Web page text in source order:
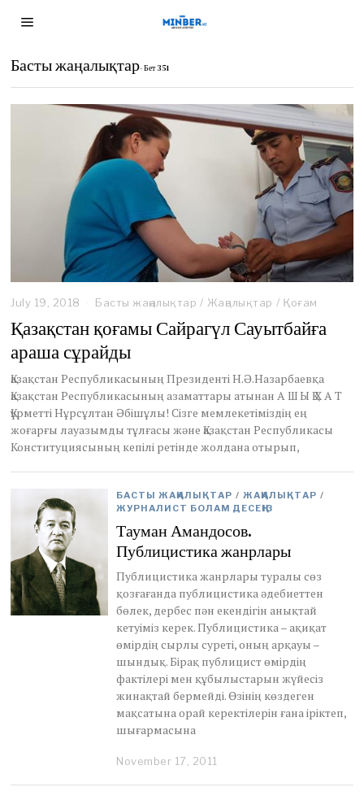
Басты жаңалықтар- Бет 351
July 19, 2018
b
u
a
2
,
2
1
Басты жаңалықтар / Жаңалықтар / Қоғам
Қазақстан қоғамы Сайрагүл Сауытбайға
араша сұрайды
Қазақстан Республикасының Президенті Н.Ә.Назарбаевқа
Қазақстан Республикасының азаматтары атынан А Ш Ы Қ Х А Т
Құрметті Нұрсұлтан Әбішұлы! Сізге мемлекетіміздің ең
жоғарғы лауазымды тұлғасы және Қазақстан Республикасы
Конституциясының кепілі ретінде жолдана отырып,
БАСТЫ ЖАҢАЛЫҚТАР / ЖАҢАЛЫҚТАР /
ЖУРНАЛИСТ БОЛАМ ДЕСЕҢІЗ
Тауман Амандосов.
Публицистика жанрлары
Публицистика жанрлары туралы сөз
қозғағанда публицистика әдебиеттен
бөлек, дербес пән екендігін анықтай
кетуіміз керек. Публицистика – ақиқат
өмірдің сырлы суреті, оның арқауы –
шындық. Бірақ публицист өмірдің
фактілері мен құбылыстарын жүйесіз
жинақтай бермейді. Өзінің көздеген
мақсатына орай керектілерін ғана іріктеп,
шығармасына
November 17, 2011